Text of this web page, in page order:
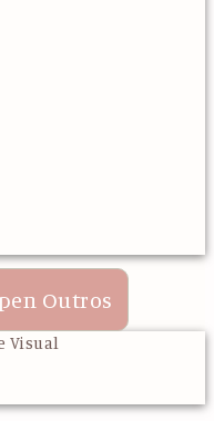
Outros
Visual